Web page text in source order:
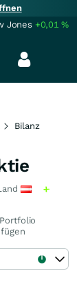
Jones +0,01%
Bilanz